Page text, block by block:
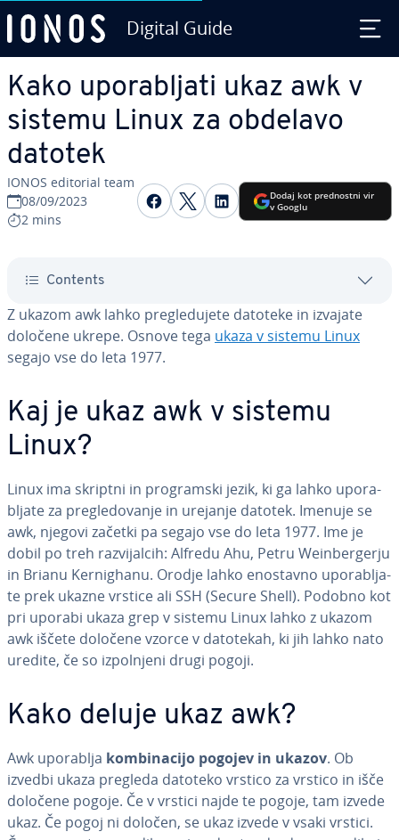
Digital Guide
Kako upo­ra­blja­ti ukaz awk v
sistemu Linux za obdelavo
datotek
IONOS editorial team
08/09/2023
2 mins
Share on Facebook
Share on Twitter
Share on LinkedIn
Dodaj kot pred­no­stni vir
v Googlu
Contents
Z ukazom awk lahko pre­gle­du­je­te datoteke in izvajate
določene ukrepe. Osnove tega ukaza v sistemu Linux
segajo vse do leta 1977.
Kaj je ukaz awk v sistemu
Linux?
Linux ima skriptni in pro­gram­ski jezik, ki ga lahko upo­ra­
blja­te za pre­gle­do­va­nje in urejanje datotek. Imenuje se
awk, njegovi začetki pa segajo vse do leta 1977. Ime je
dobil po treh raz­vi­jal­cih: Alfredu Ahu, Petru We­in­ber­ger­ju
in Brianu Ker­ni­gha­nu. Orodje lahko enostavno upo­ra­blja­
te prek ukazne vrstice ali SSH (Secure Shell). Podobno kot
pri uporabi ukaza grep v sistemu Linux lahko z ukazom
awk iščete določene vzorce v datotekah, ki jih lahko nato
uredite, če so iz­pol­nje­ni drugi pogoji.
Kako deluje ukaz awk?
Awk uporablja kom­bi­na­ci­jo pogojev in ukazov. Ob
izvedbi ukaza pregleda datoteko vrstico za vrstico in išče
določene pogoje. Če v vrstici najde te pogoje, tam izvede
ukaz. Če pogoj ni določen, se ukaz izvede v vsaki vrstici.